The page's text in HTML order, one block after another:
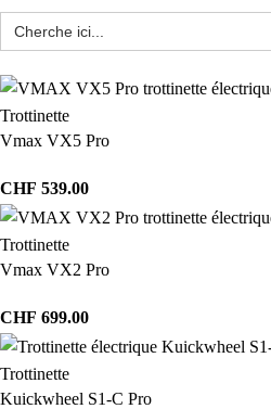
Trottinette
Vmax VX5 Pro
CHF 539.00
Trottinette
Vmax VX2 Pro
CHF 699.00
Trottinette
Kuickwheel S1-C Pro